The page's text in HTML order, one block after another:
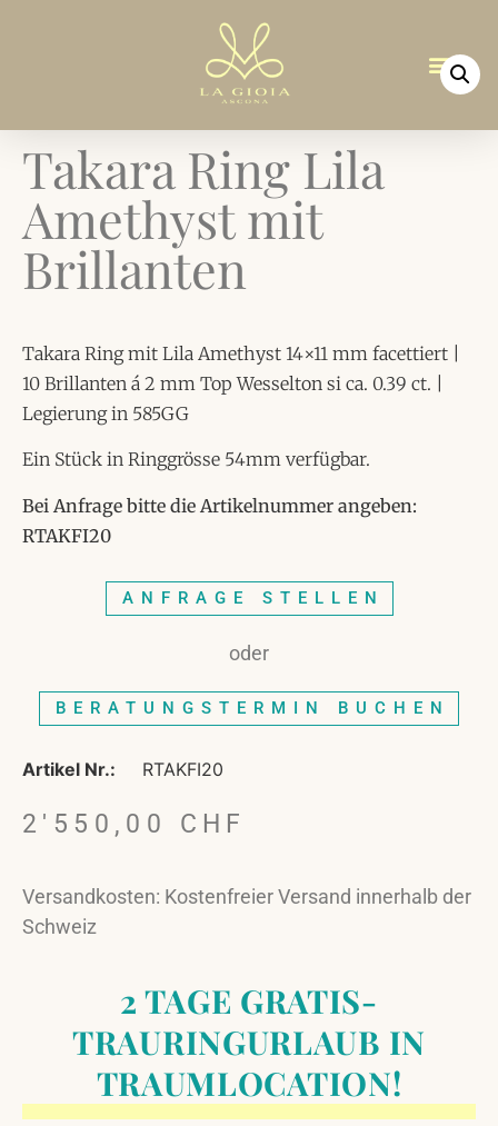
Takara Ring Lila
Amethyst mit
Brillanten
Takara Ring mit Lila Amethyst 14×11 mm facettiert |
10 Brillanten á 2 mm Top Wesselton si ca. 0.39 ct. |
Legierung in 585GG
Ein Stück in Ringgrösse 54mm verfügbar.
Bei Anfrage bitte die Artikelnummer angeben:
RTAKFI20
ANFRAGE STELLEN
oder
BERATUNGSTERMIN BUCHEN
Artikel Nr.: RTAKFI20
2'550,00 CHF
Versandkosten: Kostenfreier Versand innerhalb der
Schweiz
2 TAGE GRATIS-
TRAURINGURLAUB IN
TRAUMLOCATION!